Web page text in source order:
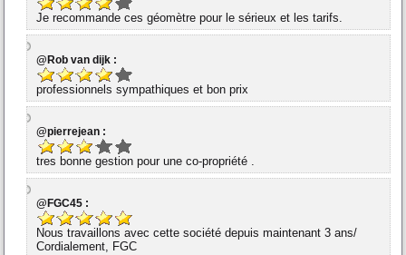
Je recommande ces géomètre pour le sérieux et les tarifs.
@Rob van dijk :
professionnels sympathiques et bon prix
@pierrejean :
tres bonne gestion pour une co-propriété .
@FGC45 :
Nous travaillons avec cette société depuis maintenant 3 ans/
Cordialement, FGC